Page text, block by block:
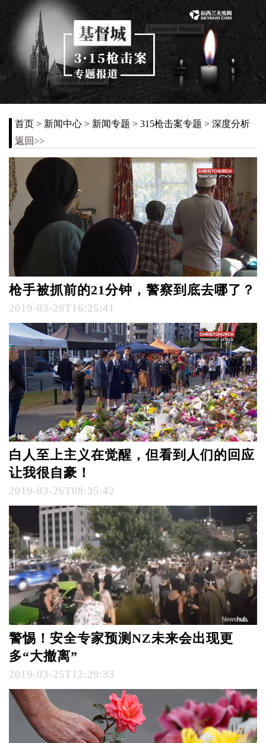
首页 > 新闻中心 > 新闻专题 > 315枪击案专题 > 深度分析
返回>>
枪手被抓前的21分钟，警察到底去哪了？
2019-03-28T16:25:41
白人至上主义在觉醒，但看到人们的回应
让我很自豪！
2019-03-26T08:35:42
警惕！安全专家预测NZ未来会出现更
多“大撤离”
2019-03-25T12:29:33